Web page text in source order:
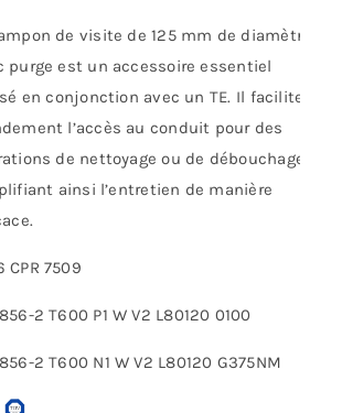
de visite de 125 mm de diamètre
purge est un accessoire essentiel
en conjonction avec un TE. Il facilite
l’accès au conduit pour des
de nettoyage ou de débouchage,
ainsi l’entretien de manière
CPR 7509
2 T600 P1 W V2 L80120 0100
2 T600 N1 W V2 L80120 G375NM